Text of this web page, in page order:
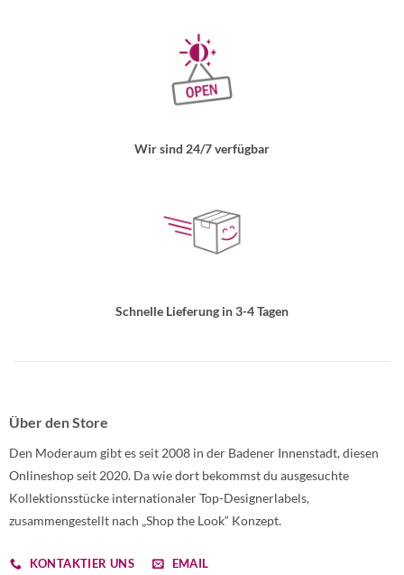
Wir sind 24/7 verfügbar
Schnelle Lieferung in 3-4 Tagen
Über den Store
Den Moderaum gibt es seit 2008 in der Badener Innenstadt, diesen
Onlineshop seit 2020. Da wie dort bekommst du ausgesuchte
Kollektionsstücke internationaler Top-Designerlabels,
zusammengestellt nach „Shop the Look“ Konzept.
KONTAKTIER UNS EMAIL